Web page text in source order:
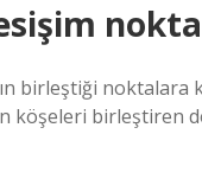
birleştiği noktalara
köşeleri birleştiren